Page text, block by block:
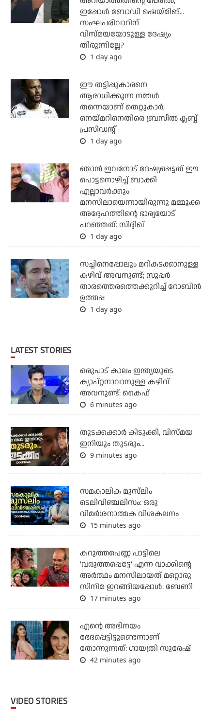
ഇപ്പോള്‍ ബോഡി ഷെയ്മിങ്...
സംഘപരിവാറിന്
വിസ്മയയോടുള്ള ദേഷ്യം
തീരുന്നില്ലേ?
1 day ago
ഈ തട്ടിപ്പുകാരനെ
ആരാധിക്കുന്ന നമ്മള്‍
തന്നെയാണ് തെറ്റുകാര്‍;
നെയ്മറിനെതിരെ ബ്രസീല്‍ ക്ലബ്ബ്
പ്രസിഡന്റ്
1 day ago
ഞാന്‍ ഇവനോട് ദേഷ്യപ്പെട്ടത് ഈ
പൊട്ടനൊഴിച്ച് ബാക്കി
എല്ലാവര്‍ക്കും
മനസിലായെന്നായിരുന്നു മമ്മൂക്ക
അദ്ദേഹത്തിന്റെ ഭാര്യയോട്
പറഞ്ഞത്: സിദ്ദിഖ്
1 day ago
സച്ചിനെപ്പോലും മറികടക്കാനുള്ള
കഴിവ് അവനുണ്ട്; സൂപ്പര്‍
താരത്തെരത്തെക്കുറിച്ച് റോബിന്‍
ഉത്തപ്പ
1 day ago
LATEST STORIES
ഒരുപാട് കാലം ഇന്ത്യയുടെ
ക്യാപ്റ്റനാവാനുള്ള കഴിവ്
അവനുണ്ട്: കൈഫ്
6 minutes ago
തുടക്കക്കാര്‍ കിടുക്കി, വിസ്മയ
ഇനിയും തുടരും...
9 minutes ago
സമകാലിക മുസ്‌ലിം
ടെലിവിഞ്ചലിസം: ഒരു
വിമര്‍ശനാത്മക വിശകലനം
15 minutes ago
കറുത്തപെണ്ണ പാട്ടിലെ
'വരുത്തപ്പെട്ടേ' എന്ന വാക്കിന്റെ
അർത്ഥം മനസിലായത് മറ്റൊരു
സിനിമ ഇറങ്ങിയപ്പോൾ: ബേണി
17 minutes ago
എന്റെ അഭിനയം
ഭേദപ്പെട്ടിട്ടുണ്ടെന്നാണ്
തോന്നുന്നത്: ഗായത്രി സുരേഷ്
42 minutes ago
VIDEO STORIES